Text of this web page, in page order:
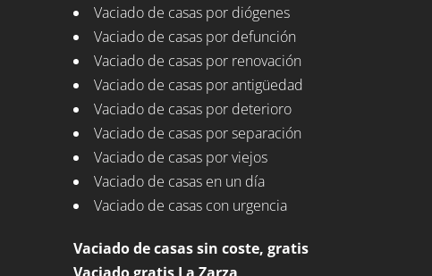
Vaciado de casas por diógenes
Vaciado de casas por defunción
Vaciado de casas por renovación
Vaciado de casas por antigüedad
Vaciado de casas por deterioro
Vaciado de casas por separación
Vaciado de casas por viejos
Vaciado de casas en un día
Vaciado de casas con urgencia
Vaciado de casas sin coste, gratis